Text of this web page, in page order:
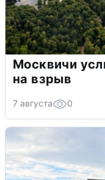
Москвичи
на взрыв
7 августа 0